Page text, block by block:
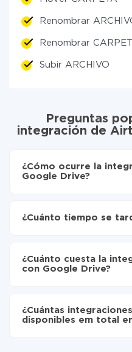
Renombrar
Renombrar
Subir ARCHIVO
Preguntas
integración de
¿Cómo ocurre la
Google Drive?
Elija qué datos
de Airtable a Google
¿Cuánto tiempo se
oscilar entre 5 y 30
configuración tarda entre
¿Cuánto cuesta la
con Google Drive?
tarifas. Usted solo paga
realmente se transfieren
¿Cuántas
disponibles em total